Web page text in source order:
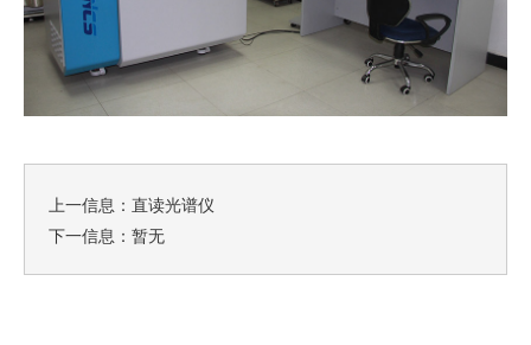
上一信息： 直读光谱仪
下一信息：暂无